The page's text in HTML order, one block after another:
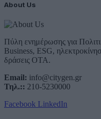
About Us
Πύλη ενημέρωσης για
Business, ESG,
δράσεις ΟΤΑ.
Email: info@citygen.gr
Τηλ.:: 210-5230000
Facebook LinkedIn